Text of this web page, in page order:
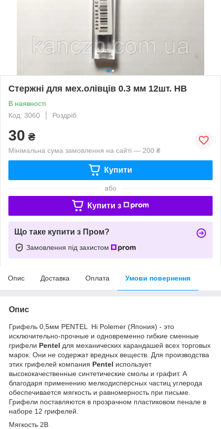
Стержні для мех.олівців 0.3 мм 12шт. HB
В наявності
Код: 3060
Роздріб
30 ₴
Мінімальна сума замовлення на сайті — 200 ₴
Купити
або
Купити з
Що таке купити з Пром?
Замовлення під захистом
Опис Доставка Оплата Умови повернення
Опис
Грифель 0,5мм PENTEL Hi Polemer (Япония) - это
исключительно-прочные и одновременно гибкие сменные
грифели Pentel для механических карандашей всех торговых
марок. Они не содержат вредных веществ. Для производства
этих грифелей компания Pentel использует
высококачественные синтетические смолы и графит. А
благодаря применению мелкодисперсных частиц углерода
обеспечивается мягкость и равномерность при письме.
Грифели поставляются в прозрачном пластиковом пенале в
наборе 12 грифелей.
Мягкость 2В